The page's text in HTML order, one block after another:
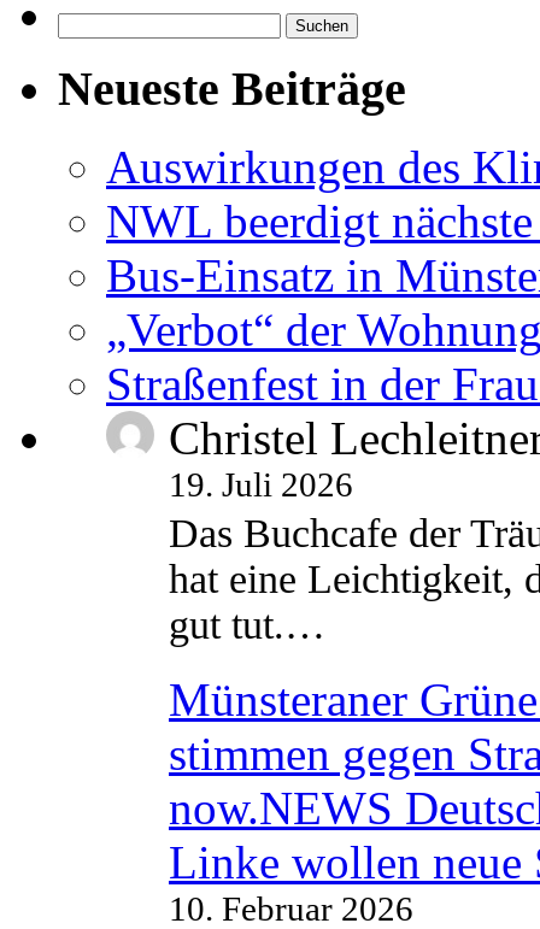
nach:
Neueste Beiträge
Auswirkungen des
NWL beerdigt
Bus-Einsatz in
„Verbot“ der
Straßenfest in der
Christel
19. Juli 2026
Das Buchcafe der
hat eine Leichtigkeit,
gut tut.…
Münsteraner
stimmen gegen
now.NEWS
Linke wollen neue
10. Februar 2026